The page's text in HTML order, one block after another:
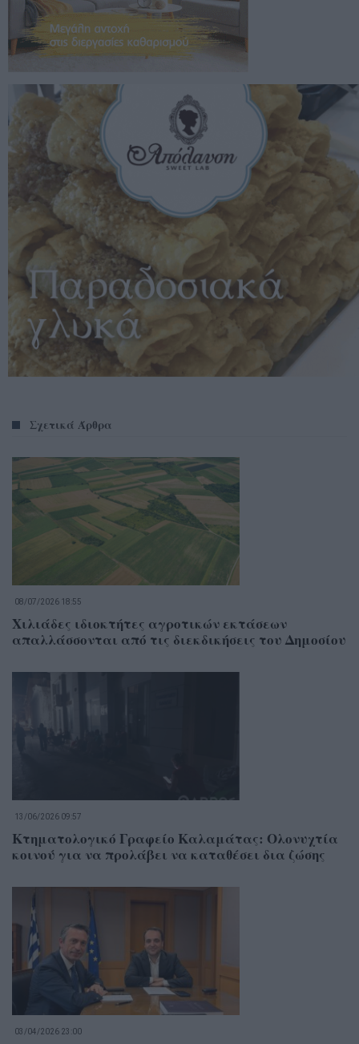
Σχετικά Άρθρα
08/07/2026 18:55
Χιλιάδες ιδιοκτήτες αγροτικών εκτάσεων
απαλλάσσονται από τις διεκδικήσεις του Δημοσίου
13/06/2026 09:57
Κτηματολογικό Γραφείο Καλαμάτας: Ολονυχτία
κοινού για να προλάβει να καταθέσει δια ζώσης
03/04/2026 23:00